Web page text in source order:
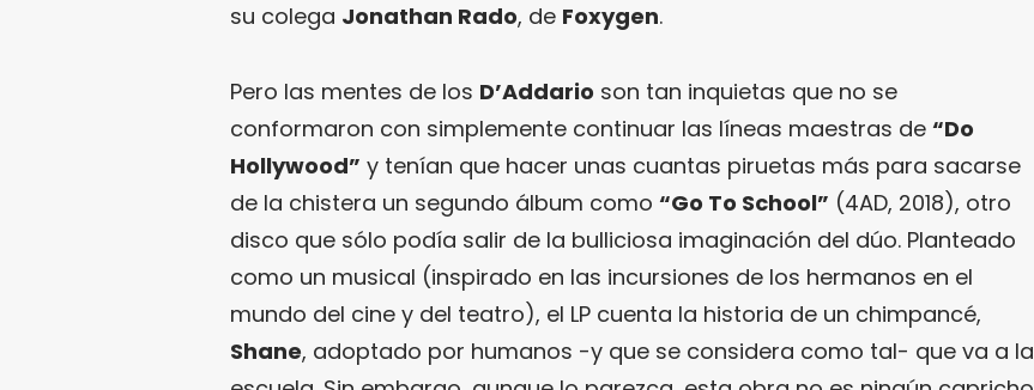
su colega Jonathan Rado, de Foxygen.
Pero las mentes de los D’Addario son tan inquietas que no se
conformaron con simplemente continuar las líneas maestras de “Do
Hollywood” y tenían que hacer unas cuantas piruetas más para sacarse
de la chistera un segundo álbum como “Go To School” (4AD, 2018), otro
disco que sólo podía salir de la bulliciosa imaginación del dúo. Planteado
como un musical (inspirado en las incursiones de los hermanos en el
mundo del cine y del teatro), el LP cuenta la historia de un chimpancé,
Shane, adoptado por humanos -y que se considera como tal- que va a la